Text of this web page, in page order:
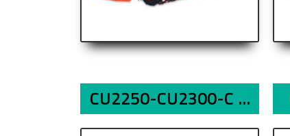
CU2250-CU2300-C ...